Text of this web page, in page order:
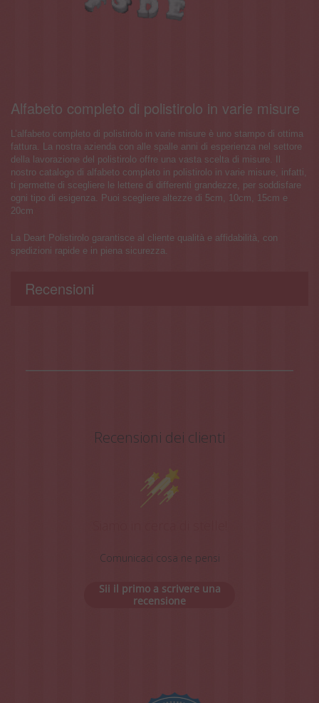
Alfabeto completo di polistirolo in varie misure
L’alfabeto completo di polistirolo in varie misure è uno stampo di ottima
fattura. La nostra azienda con alle spalle anni di esperienza nel settore
della lavorazione del polistirolo offre una vasta scelta di misure. Il
nostro catalogo di alfabeto completo in polistirolo in varie misure, infatti,
ti permette di scegliere le lettere di differenti grandezze, per soddisfare
ogni tipo di esigenza. Puoi scegliere altezze di 5cm, 10cm, 15cm e
20cm
La Deart Polistirolo garantisce al cliente qualità e affidabilità, con
spedizioni rapide e in piena sicurezza.
Recensioni
Recensioni dei clienti
Comunicaci cosa ne pensi
Sii il primo a scrivere una
recensione